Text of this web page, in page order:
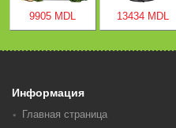
9905 MDL 13434 MDL
Информация
Главная страница